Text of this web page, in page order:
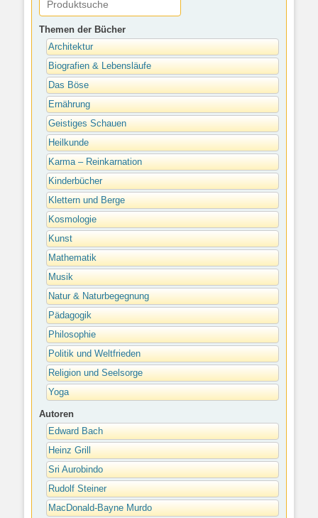
Themen der Bücher
Architektur
Biografien & Lebensläufe
Das Böse
Ernährung
Geistiges Schauen
Heilkunde
Karma – Reinkarnation
Kinderbücher
Klettern und Berge
Kosmologie
Kunst
Mathematik
Musik
Natur & Naturbegegnung
Pädagogik
Philosophie
Politik und Weltfrieden
Religion und Seelsorge
Yoga
Autoren
Edward Bach
Heinz Grill
Sri Aurobindo
Rudolf Steiner
MacDonald-Bayne Murdo